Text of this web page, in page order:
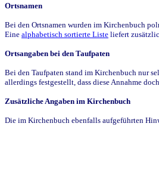
Ortsnamen
Bei den Ortsnamen wurden im Kirchenbuch
Eine alphabetisch sortierte Liste liefert
Ortsangaben bei den Taufpaten
Bei den Taufpaten stand im Kirchenbuch nur
allerdings festgestellt, dass diese Annahme
Zusätzliche Angaben im Kirchenbuch
Die im Kirchenbuch ebenfalls aufgeführten